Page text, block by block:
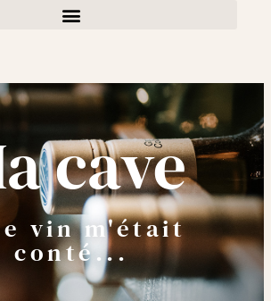
cave
vin m'était
conté...